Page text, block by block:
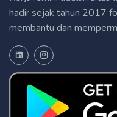
hadir sejak tahun 2017
membantu dan